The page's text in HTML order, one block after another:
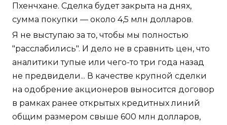
Пхенчхане. Сделка будет закрыта на днях,
сумма покупки — около 4,5 млн долларов.
Я не выступаю за то, чтобы мы полностью
"расслабились". И дело не в сравнить цен, что
аналитики тупые или чего-то три года назад
не предвидели... В качестве крупной сделки
на одобрение акционеров выносится договор
в рамках ранее открытых кредитных линий
общим размером свыше 600 млн долларов,